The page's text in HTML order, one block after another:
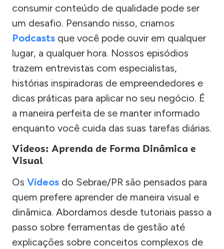
consumir conteúdo de qualidade pode ser
um desafio. Pensando nisso, criamos
Podcasts que você pode ouvir em qualquer
lugar, a qualquer hora. Nossos episódios
trazem entrevistas com especialistas,
histórias inspiradoras de empreendedores e
dicas práticas para aplicar no seu negócio. É
a maneira perfeita de se manter informado
enquanto você cuida das suas tarefas diárias.
Vídeos: Aprenda de Forma Dinâmica e
Visual
Os Vídeos do Sebrae/PR são pensados para
quem prefere aprender de maneira visual e
dinâmica. Abordamos desde tutoriais passo a
passo sobre ferramentas de gestão até
explicações sobre conceitos complexos de